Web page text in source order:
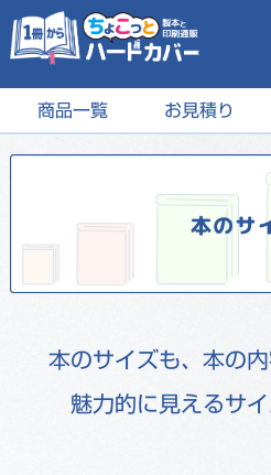
商品一覧 お見積り
本のサイズも、本の
魅力的に見えるサイ